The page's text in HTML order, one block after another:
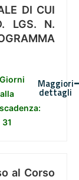
DI CUI
LGS. N.
Giorni
alla
scadenza:
31
Maggiori
dettagli
al Corso